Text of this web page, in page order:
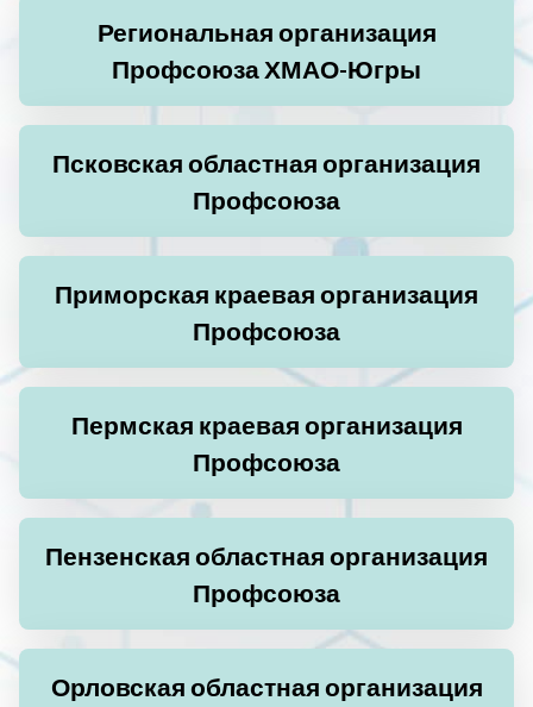
Региональная организация
Профсоюза ХМАО-Югры
Псковская областная организация
Профсоюза
Приморская краевая организация
Профсоюза
Пермская краевая организация
Профсоюза
Пензенская областная организация
Профсоюза
Орловская областная организация